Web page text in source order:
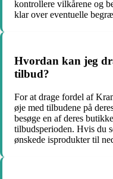
kontrollere vilkårene og
klar over eventuelle
Hvordan kan jeg
tilbud?
For at drage fordel af
øje med tilbudene på
besøge en af deres
tilbudsperioden. Hvis du
ønskede isprodukter til